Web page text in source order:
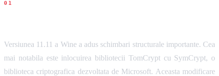
Versiunea 11.11 a Wine a adus schimbari structurale importante. Cea
mai notabila este inlocuirea bibliotecii TomCrypt cu SymCrypt, o
biblioteca criptografica dezvoltata de Microsoft. Aceasta modificare